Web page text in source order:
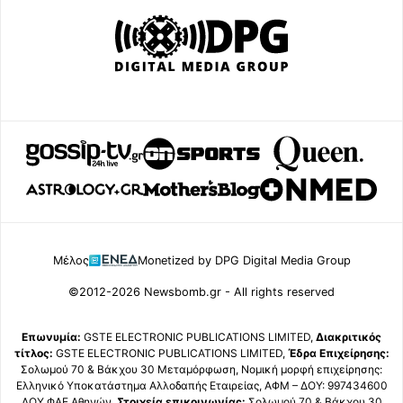
Μέλος Monetized by DPG Digital Media Group
©2012-2026 Newsbomb.gr - All rights reserved
Επωνυμία: GSTE ELECTRONIC PUBLICATIONS LIMITED, Διακριτικός
τίτλος: GSTE ELECTRONIC PUBLICATIONS LIMITED, Έδρα Επιχείρησης:
Σολωμού 70 & Βάκχου 30 Μεταμόρφωση, Νομική μορφή επιχείρησης:
Ελληνικό Υποκατάστημα Αλλοδαπής Εταιρείας, ΑΦΜ – ΔΟΥ: 997434600